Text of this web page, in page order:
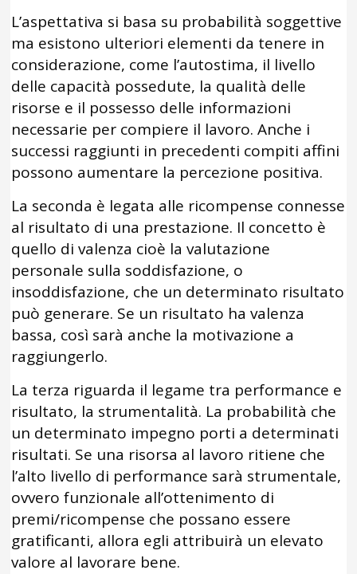
L’aspettativa si basa su probabilità soggettive
ma esistono ulteriori elementi da tenere in
considerazione, come l’autostima, il livello
delle capacità possedute, la qualità delle
risorse e il possesso delle informazioni
necessarie per compiere il lavoro. Anche i
successi raggiunti in precedenti compiti affini
possono aumentare la percezione positiva.
La seconda è legata alle ricompense connesse
al risultato di una prestazione. Il concetto è
quello di valenza cioè la valutazione
personale sulla soddisfazione, o
insoddisfazione, che un determinato risultato
può generare. Se un risultato ha valenza
bassa, così sarà anche la motivazione a
raggiungerlo.
La terza riguarda il legame tra performance e
risultato, la strumentalità. La probabilità che
un determinato impegno porti a determinati
risultati. Se una risorsa al lavoro ritiene che
l’alto livello di performance sarà strumentale,
ovvero funzionale all’ottenimento di
premi/ricompense che possano essere
gratificanti, allora egli attribuirà un elevato
valore al lavorare bene.